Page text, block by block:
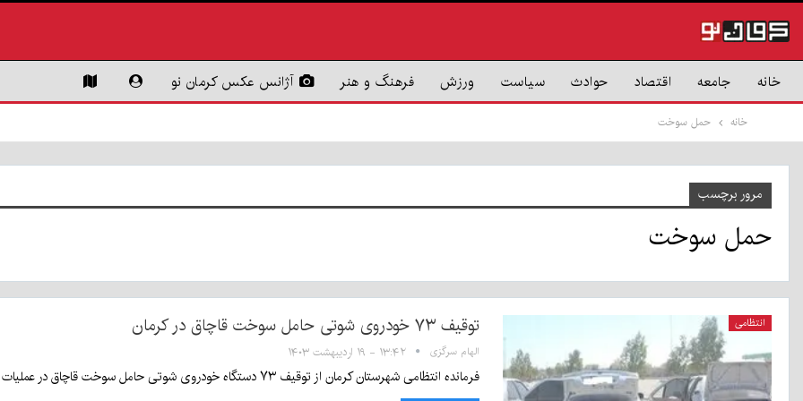
خانه جامعه اقتصاد حوادث سیاست ورزش فرهنگ و هنر آژانس عکس کرمان نو
خانه حمل سوخت
مرور برچسب
حمل سوخت
انتظامی توقیف ۷۳ خودروی شوتی حامل سوخت قاچاق در کرمان
الهام سرگزی ۱۳:۴۲ - ۱۹ اردیبهشت ۱۴۰۳
فرمانده انتظامی شهرستان کرمان از توقیف ۷۳ دستگاه خودروی شوتی حامل سوخت قاچاق در عملیات ضربتی ۴۸ ساعت گذشته پلیس مرکز استان خبر داد.